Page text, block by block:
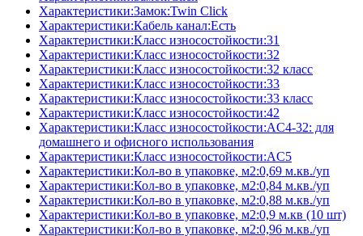
Характеристики:Замок:Twin Click
Характеристики:Кабель канал:Есть
Характеристики:Класс износостойкости:31
Характеристики:Класс износостойкости:32
Характеристики:Класс износостойкости:32 класс
Характеристики:Класс износостойкости:33
Характеристики:Класс износостойкости:33 класс
Характеристики:Класс износостойкости:42
Характеристики:Класс износостойкости:AC4-32: для
домашнего и офисного использования
Характеристики:Класс износостойкости:AC5
Характеристики:Кол-во в упаковке, м2:0,69 м.кв./уп
Характеристики:Кол-во в упаковке, м2:0,84 м.кв./уп
Характеристики:Кол-во в упаковке, м2:0,88 м.кв./уп
Характеристики:Кол-во в упаковке, м2:0,9 м.кв (10 шт)
Характеристики:Кол-во в упаковке, м2:0,96 м.кв./уп